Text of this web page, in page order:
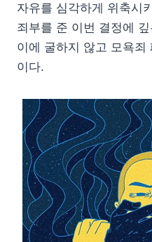
자유를 심각하게 위축시
죄부를 준 이번 결정에
이에 굴하지 않고 모욕죄
이다.